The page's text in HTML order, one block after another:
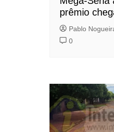
prêmio
Pablo
0